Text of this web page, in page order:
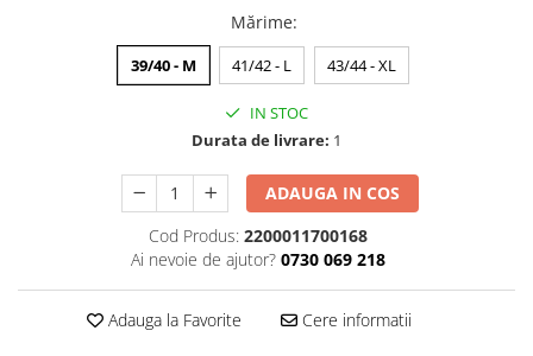
Mărime:
39/40 - M 41/42 - L 43/44 - XL
IN STOC
Durata de livrare: 1
ADAUGA IN COS
Cod Produs: 2200011700168
Ai nevoie de ajutor? 0730 069 218
Adauga la Favorite Cere informatii